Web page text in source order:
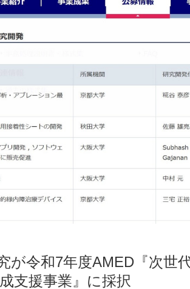
が令和7年度AMED『次世
支援事業』に採択